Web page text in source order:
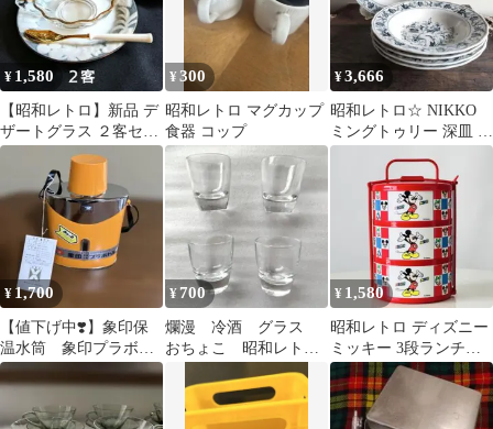
¥ 1,580
【昭和レトロ】新品 デ
ザートグラス ２客セッ
ト 計６点 純喫茶 エモ
い 淡色
¥300
昭和レトロ マグカップ
食器 コップ
¥3,666
昭和レトロ☆ NIKKO
ミングトゥリー 深皿 カ
レー皿 5枚セット KNT
¥ 1,700
【値下げ中❣️】象印保
温水筒 象印プラボト
ル “みエ〜る” 【未使用
品】昭和レトロ
¥700
爛漫 冷酒 グラス
おちょこ 昭和レト
¥ 1,580
昭和レトロ ディズニー
ミッキー 3段ランチボ
ックス お弁当箱レッド